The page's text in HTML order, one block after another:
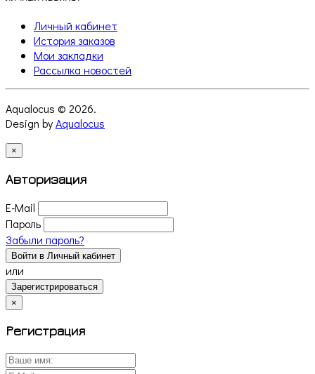
Личный кабинет
История заказов
Мои закладки
Рассылка новостей
Aqualocus © 2026.
Design byAqualocus
×
Авторизация
E-Mail
Пароль
Забыли пароль?
Войти в Личный кабинет
или
Зарегистрироваться
×
Регистрация